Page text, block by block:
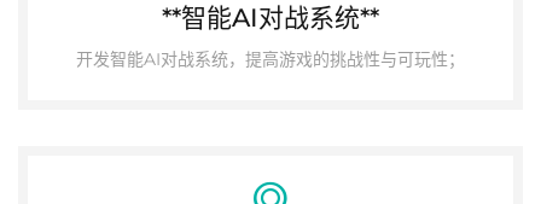
**智能AI对战系统**
开发智能AI对战系统，提高游戏的挑战性与可玩性；